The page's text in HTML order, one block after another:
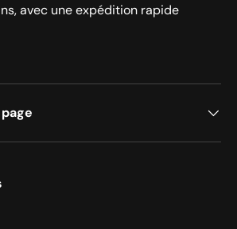
avec une expédition rapide